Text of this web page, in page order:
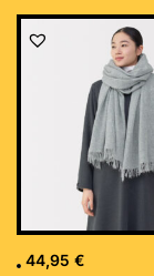
44,95 €